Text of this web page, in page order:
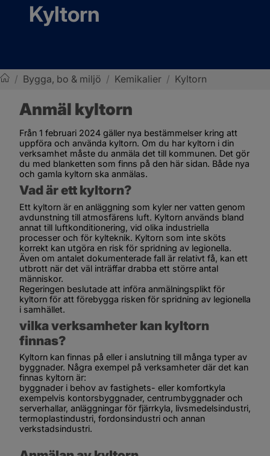
Kyltorn
/ Bygga, bo & miljö / Kemikalier / Kyltorn
Anmäl kyltorn
Från 1 februari 2024 gäller nya bestämmelser kring att
uppföra och använda kyltorn. Om du har kyltorn i din
verksamhet måste du anmäla det till kommunen. Det gör
du med blanketten som finns på den här sidan. Både nya
och gamla kyltorn ska anmälas.
Vad är ett kyltorn?
Ett kyltorn är en anläggning som kyler ner vatten genom
avdunstning till atmosfärens luft. Kyltorn används bland
annat till luftkonditionering, vid olika industriella
processer och för kylteknik. Kyltorn som inte sköts
korrekt kan utgöra en risk för spridning av legionella.
Även om antalet dokumenterade fall är relativt få, kan ett
utbrott när det väl inträffar drabba ett större antal
människor.
Regeringen beslutade att införa anmälningsplikt för
kyltorn för att förebygga risken för spridning av legionella
i samhället.
vilka verksamheter kan kyltorn
finnas?
Kyltorn kan finnas på eller i anslutning till många typer av
byggnader. Några exempel på verksamheter där det kan
finnas kyltorn är:
byggnader i behov av fastighets- eller komfortkyla
exempelvis kontorsbyggnader, centrumbyggnader och
serverhallar, anläggningar för fjärrkyla, livsmedelsindustri,
termoplastindustri, fordonsindustri och annan
verkstadsindustri.